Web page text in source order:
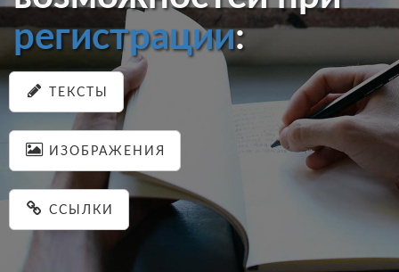
регистрации:
ТЕКСТЫ
ИЗОБРАЖЕНИЯ
ССЫЛКИ